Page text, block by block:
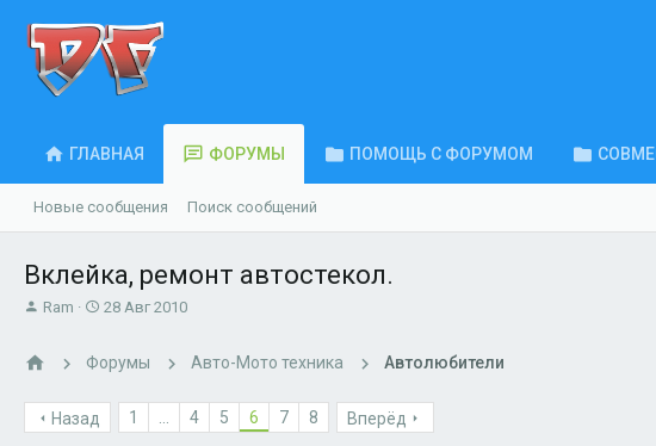
ГЛАВНАЯ ФОРУМЫ ПОМОЩЬ С ФОРУМОМ
Новые сообщения Поиск сообщений
Вклейка, ремонт автостекол.
А
т
е
Ram
Д
а
ч
28 Авг 2010
Форумы Авто-Мото техника Автолюбители
Назад 1 ... 4 5 6 7 8 Вперёд